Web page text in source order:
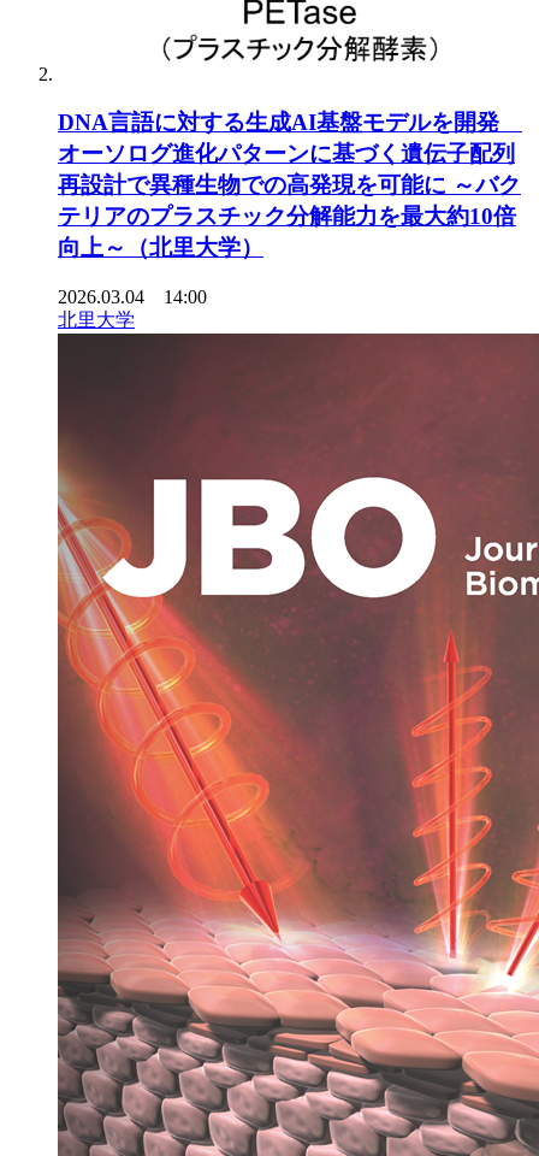
DNA言語に対する生成AI基盤モデルを開発
オーソログ進化パターンに基づく遺伝子配列
再設計で異種生物での高発現を可能に ～バク
テリアのプラスチック分解能力を最大約10倍
向上～（北里大学）
2026.03.04 14:00
北里大学